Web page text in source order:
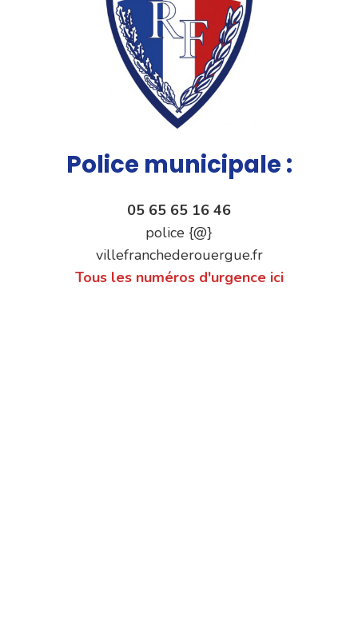
Police municipale :
05 65 65 16 46
police {@}
villefranchederouergue.fr
Tous les numéros d'urgence ici